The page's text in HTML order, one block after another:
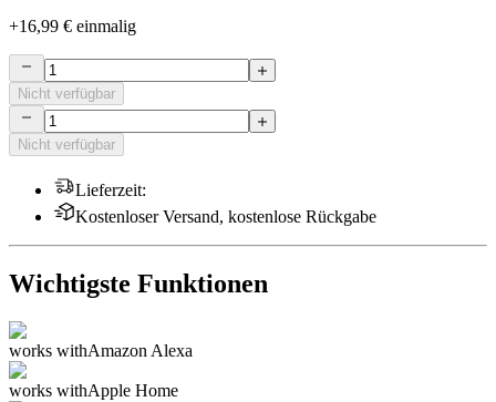
+16,99 € einmalig
Nicht verfügbar
Nicht verfügbar
Lieferzeit:
Kostenloser Versand, kostenlose Rückgabe
Wichtigste Funktionen
works withAmazon Alexa
works withApple Home